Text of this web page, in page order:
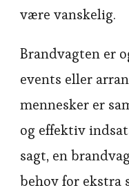
være vanskelig.
Brandvagten er
events eller
mennesker er
og effektiv
sagt, en
behov for ekstra